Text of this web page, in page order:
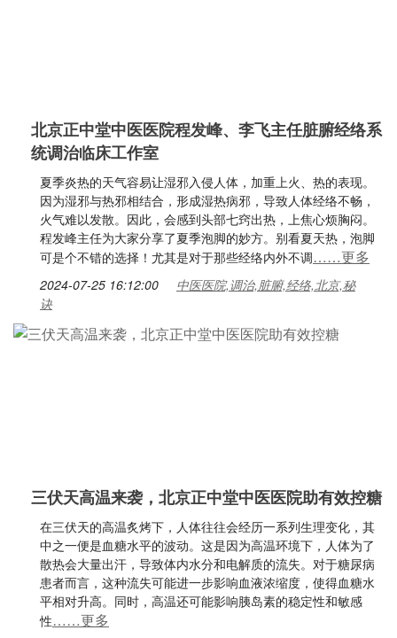
北京正中堂中医医院程发峰、李飞主任脏腑经络系
统调治临床工作室
夏季炎热的天气容易让湿邪入侵人体，加重上火、热的表现。
因为湿邪与热邪相结合，形成湿热病邪，导致人体经络不畅，
火气难以发散。因此，会感到头部七窍出热，上焦心烦胸闷。
程发峰主任为大家分享了夏季泡脚的妙方。别看夏天热，泡脚
可是个不错的选择！尤其是对于那些经络内外不调……更多
2024-07-25 16:12:00
中医医院,调治,脏腑,经络,北京,秘
诀
三伏天高温来袭，北京正中堂中医医院助有效控糖
在三伏天的高温炙烤下，人体往往会经历一系列生理变化，其
中之一便是血糖水平的波动。这是因为高温环境下，人体为了
散热会大量出汗，导致体内水分和电解质的流失。对于糖尿病
患者而言，这种流失可能进一步影响血液浓缩度，使得血糖水
平相对升高。同时，高温还可能影响胰岛素的稳定性和敏感
性……更多